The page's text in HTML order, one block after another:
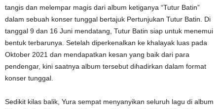
tangis dan melempar magis dari album ketiganya “Tutur Batin”
dalam sebuah konser tunggal bertajuk Pertunjukan Tutur Batin. Di
tanggal 9 dan 16 Juni mendatang, Tutur Batin siap untuk menemui
bentuk terbarunya. Setelah diperkenalkan ke khalayak luas pada
Oktober 2021 dan mendapatkan kesan yang baik dari para
pendengar, kini saatnya album tersebut dihadirkan dalam format
konser tunggal.
Sedikit kilas balik, Yura sempat menyanyikan seluruh lagu di album